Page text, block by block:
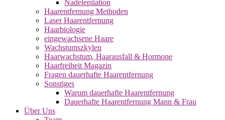
Nadelepilation
Haarentfernung Methoden
Laser Haarentfernung
Haarbiologie
eingewachsene Haare
Wachstumszkylen
Haarwachstum, Haarausfall & Hormone
Haarfreiheit Magazin
Fragen dauerhafte Haarentfernung
Sonstiges
Warum dauerhafte Haarentfernung
Dauerhafte Haarentfernung Mann & Frau
Über Uns